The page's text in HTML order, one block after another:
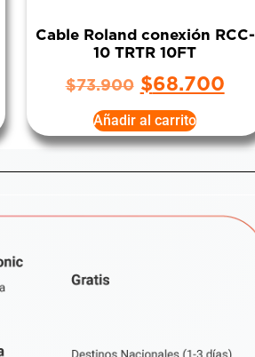
Cable Roland conexión RCC-
10 TRTR 10FT
$73.900 $68.700
Añadir al carrito